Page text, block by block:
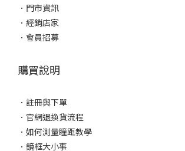
． 門市資訊
． 經銷店家
． 會員招募
購買說明
． 註冊與下單
． 官網退換貨流程
． 如何測量瞳距教學
． 鏡框大小事